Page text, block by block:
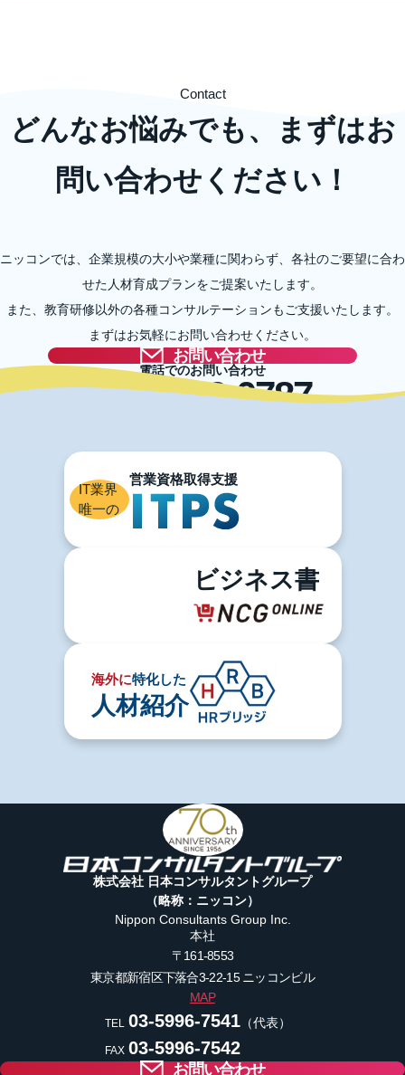
どんなお悩みでも、まずはお
問い合わせください！
Contact
ニッコンでは、企業規模の大小や業種に関わらず、各社のご要望に合わ
せた人材育成プランをご提案いたします。
また、教育研修以外の各種コンサルテーションもご支援いたします。
まずはお気軽にお問い合わせください。
お問い合わせ
電話でのお問い合わせ
03-5996-0787
IT業界
唯一の
ビジネス書
海外に特化した
人材紹介
株式会社 日本コンサルタントグループ
（略称：ニッコン）
Nippon Consultants Group Inc.
本社
〒161-8553
東京都新宿区下落合3-22-15ニッコンビル
MAP
TEL 03-5996-7541（代表）
FAX 03-5996-7542
お問い合わせ